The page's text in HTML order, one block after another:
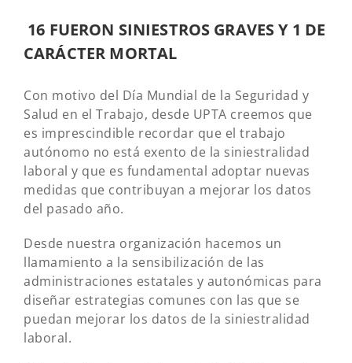
16 FUERON SINIESTROS GRAVES Y 1 DE
CARÁCTER MORTAL
Con motivo del Día Mundial de la Seguridad y
Salud en el Trabajo, desde UPTA creemos que
es imprescindible recordar que el trabajo
autónomo no está exento de la siniestralidad
laboral y que es fundamental adoptar nuevas
medidas que contribuyan a mejorar los datos
del pasado año.
Desde nuestra organización hacemos un
llamamiento a la sensibilización de las
administraciones estatales y autonómicas para
diseñar estrategias comunes con las que se
puedan mejorar los datos de la siniestralidad
laboral.